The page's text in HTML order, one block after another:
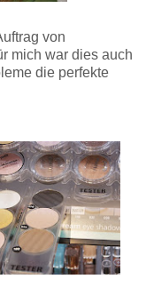
von
mich war dies auch
die perfekte